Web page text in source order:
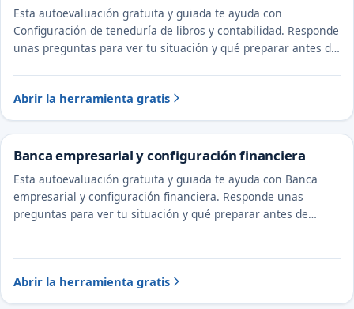
Esta autoevaluación gratuita y guiada te ayuda con
Configuración de teneduría de libros y contabilidad. Responde
unas preguntas para ver tu situación y qué preparar antes de
Abrir la herramienta gratis
Banca empresarial y configuración financiera
Esta autoevaluación gratuita y guiada te ayuda con Banca
empresarial y configuración financiera. Responde unas
preguntas para ver tu situación y qué preparar antes de
Abrir la herramienta gratis